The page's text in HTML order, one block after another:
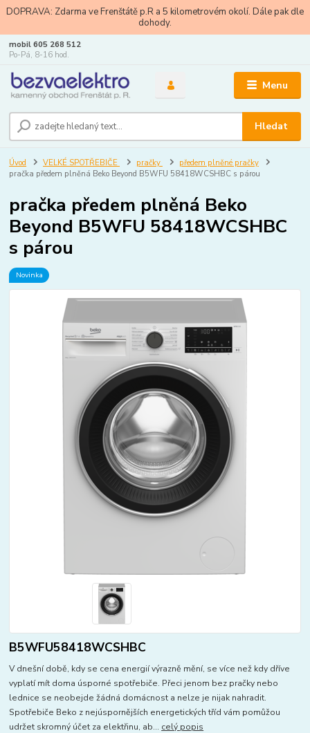
DOPRAVA: Zdarma ve Frenštátě p.R a 5 kilometrovém okolí. Dále pak dle
dohody.
Menu
Hledat
mobil 605 268 512
Po-Pá, 8-16 hod.
Úvod VELKÉ SPOTŘEBIČE pračky
předem plněné pračky
pračka předem plněná Beko Beyond B5WFU 58418WCSHBC s párou
pračka předem plněná Beko
Beyond B5WFU 58418WCSHBC
s párou
Novinka
B5WFU58418WCSHBC
V dnešní době, kdy se cena energií výrazně mění, se více než kdy dříve
vyplatí mít doma úsporné spotřebiče. Přeci jenom bez pračky nebo
lednice se neobejde žádná domácnost a nelze je nijak nahradit.
Spotřebiče Beko z nejúspornějších energetických tříd vám pomůžou
udržet skromný účet za elektřinu, ab... celý popis